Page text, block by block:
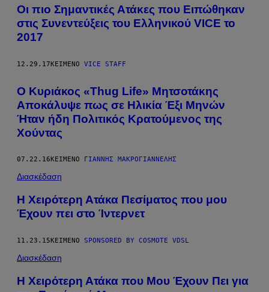
Οι πιο Σημαντικές Ατάκες που Ειπώθηκαν
στις Συνεντεύξεις του Ελληνικού VICE το
2017
12.29.17ΚΕΊΜΕΝΟ VICE STAFF
Ο Κυριάκος «Τhug Life» Μητσοτάκης
Αποκάλυψε πως σε Ηλικία Έξι Μηνών
Ήταν ήδη Πολιτικός Κρατούμενος της
Χούντας
07.22.16 ΚΕΊΜΕΝΟ ΓΙΆΝΝΗΣ ΜΑΚΡΟΓΙΑΝΝΈΛΗΣ
Διασκέδαση
H Χειρότερη Ατάκα Πεσίματος που μου
Έχουν πει στο Ίντερνετ
11.23.15ΚΕΊΜΕΝΟ SPONSORED BY COSMOTE VDSL
Διασκέδαση
Η Χειρότερη Ατάκα που Μου Έχουν Πει για